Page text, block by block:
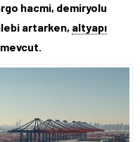
hacmi, demiryolu
artarken, altyapı